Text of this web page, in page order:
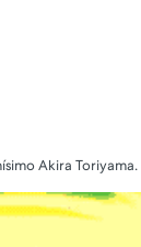
Akira Toriyama.